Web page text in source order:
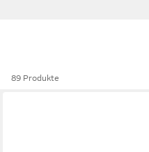
89 Produkte